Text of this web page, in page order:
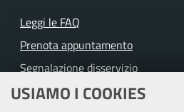
USIAMO I COOKIES
Leggi le FAQ
Prenota appuntamento
Segnalazione disservizio
Richiesta assistenza